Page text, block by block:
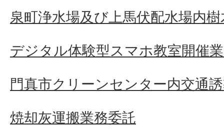
泉町浄水場及び上馬伏配水場内
デジタル体験型スマホ教室開催
門真市クリーンセンター内交通
焼却灰運搬業務委託